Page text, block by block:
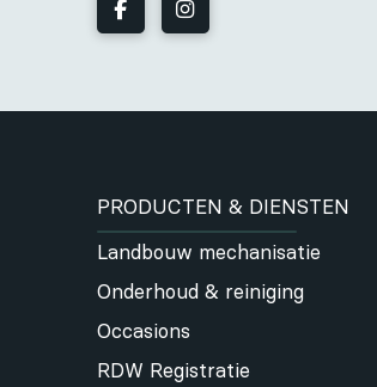
PRODUCTEN & DIENSTEN
Landbouw mechanisatie
Onderhoud & reiniging
Occasions
RDW Registratie